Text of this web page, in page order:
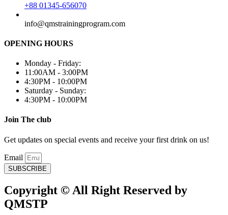
+88 01345-656070
info@qmstrainingprogram.com
OPENING HOURS
Monday - Friday:
11:00AM - 3:00PM
4:30PM - 10:00PM
Saturday - Sunday:
4:30PM - 10:00PM
Join The club
Get updates on special events and receive your first drink on us!
Email
SUBSCRIBE
Copyright © All Right Reserved by
QMSTP